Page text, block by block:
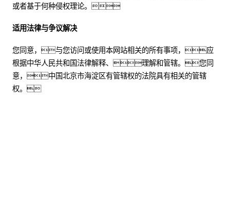
或者基于何种侵权理论。
适用法律与争议解决
您同意，与您访问或使用本网站相关的所有事项，应
根据中华人民共和国法律解释、理解和管辖。您同
意，中国北京市海淀区有管辖权的法院具有相关的管辖
权。